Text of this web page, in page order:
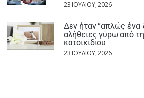
23 ΙΟΥΛΊΟΥ, 2026
Δεν ήταν “απλώς ένα
αλήθειες γύρω από
κατοικίδιου
23 ΙΟΥΛΊΟΥ, 2026